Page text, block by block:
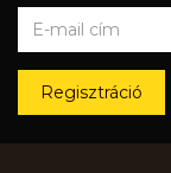
Regisztráció